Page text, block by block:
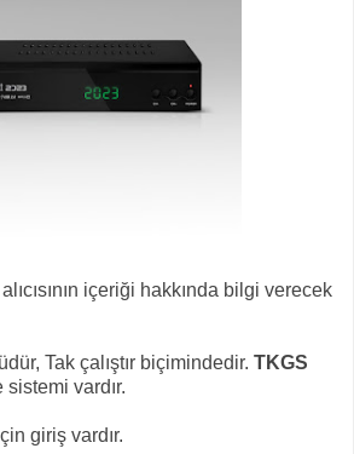
içeriği hakkında bilgi verecek
Tak çalıştır biçimindedir. TKGS
vardır.
giriş vardır.